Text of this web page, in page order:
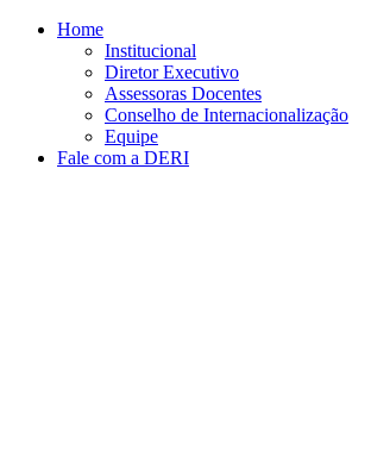
Conteúdo principal
Home
Institucional
Diretor Executivo
Assessoras Docentes
Conselho de Internacionalização
Equipe
Fale com a DERI